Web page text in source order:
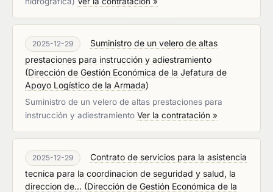
2025-12-29
Suministro de un velero de altas
prestaciones para instrucción y adiestramiento
(Dirección de Gestión Económica de la Jefatura de
Apoyo Logístico de la Armada)
Suministro de un velero de altas prestaciones para
instrucción y adiestramiento Ver la contratación »
2025-12-29
Contrato de servicios para la asistencia
tecnica para la coordinacion de seguridad y salud, la
direccion de... (Dirección de Gestión Económica de la